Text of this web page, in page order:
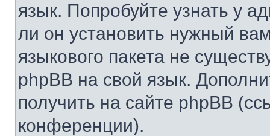
язык. Попробуйте узнать у
ли он установить нужный
языкового пакета не
phpBB на свой язык.
получить на сайте phpBB
конференции).